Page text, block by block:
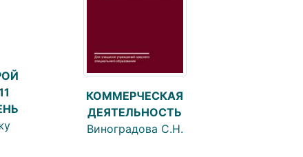
КОММЕРЧЕСКАЯ
ДЕЯТЕЛЬНОСТЬ
Виноградова С.Н.